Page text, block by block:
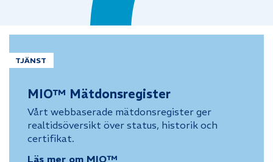
TJÄNST
MIO™ Mätdonsregister
Vårt webbaserade mätdonsregister ger
realtidsöversikt över status, historik och
certifikat.
Läs mer om MIO™